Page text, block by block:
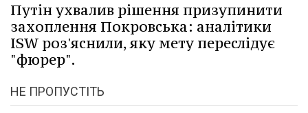
Путін ухвалив рішення призупинити
захоплення Покровська: аналітики
ISW роз'яснили, яку мету переслідує
"фюрер".
НЕ ПРОПУСТІТЬ